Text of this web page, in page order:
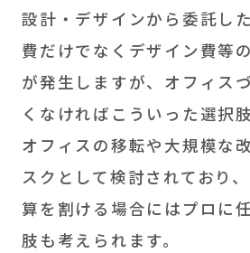
設計・デザインから委託し
費だけでなくデザイン費等
が発生しますが、オフィス
くなければこういった選択
オフィスの移転や大規模な
スクとして検討されており
算を割ける場合にはプロに
肢も考えられます。